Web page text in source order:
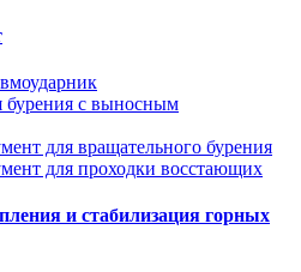
бурения с выносным
для вращательного бурения
для проходки восстающих
и стабилизация горных